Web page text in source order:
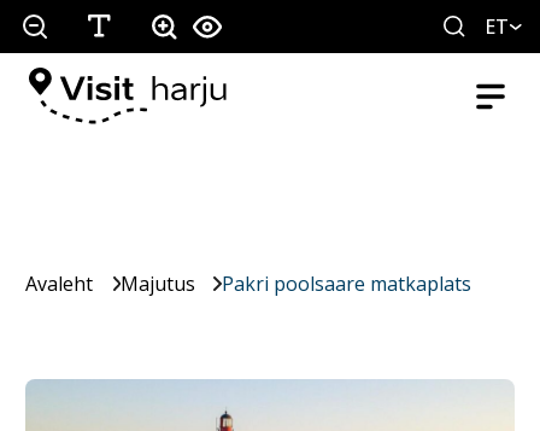
ET
Avaleht Majutus Pakri poolsaare matkaplats